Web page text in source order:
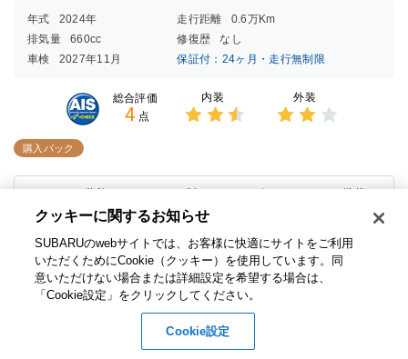
年式 2024年 走行距離
0.6万Km
排気量
660cc 修復歴
なし
車検
2027年11月 保証付：24ヶ月・走行無制限
総合評価
4 点
内装 外装
購入パック
お問い合わせ番号 1000293484
お問い合わせ
クッキーに関するお知らせ​
SUBARUのwebサイトでは、お客様に快適にサイトをご利用
いただくためにCookie（クッキー）を使用しています。​ 同
意いただけない場合または詳細設定を希望する場合は、
「Cookie設定」をクリックしてください。​
Cookie設定